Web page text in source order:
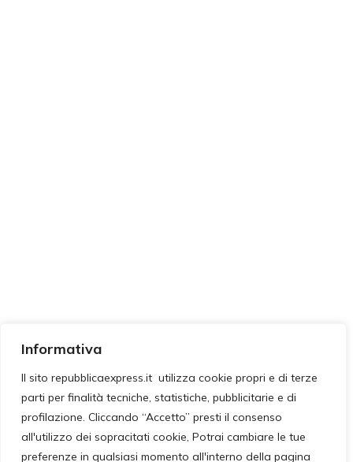
Informativa
Il sito repubblicaexpress.it utilizza cookie propri e di terze
parti per finalità tecniche, statistiche, pubblicitarie e di
profilazione. Cliccando “Accetto” presti il consenso
all'utilizzo dei sopracitati cookie, Potrai cambiare le tue
preferenze in qualsiasi momento all'interno della pagina